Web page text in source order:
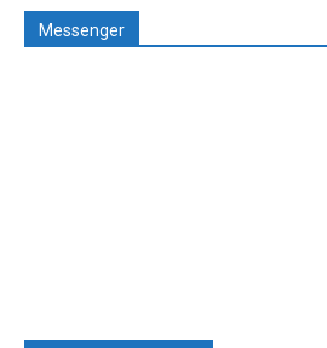
Messenger